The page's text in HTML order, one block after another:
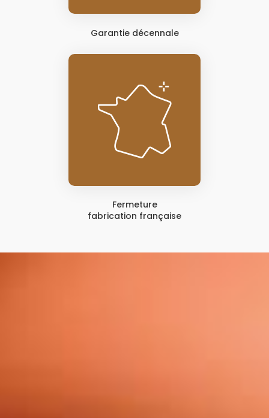
Garantie décennale
Fermeture
fabrication française